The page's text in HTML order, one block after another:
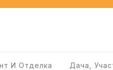
И Отделка Дача,